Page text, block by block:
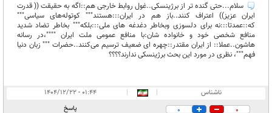
سلام...حتی گنده تر از برژینسکی..غول روابط خارجی هم::اگه به حقیقت (( قدرت
ایران عزیز)) اعتراف کنند..باز هم در ایران:::هستند""" کوتوله‌های سیاسی"""
که::عمدتا:::نه برای دلسوزی وبخاطر دغدغه های ملی:::بلکه""" بخاطر تضاد شدید
منافع شخصی خود و خانواده شان:با منافع عمومی ملت ایران """"،در رسانه
هاشون..عملا:: از ایران مقتدر::چهره ای ضعیف ترسیم می‌کنند..حضرات """ زبان دنیا
فهم"""، نظری در مورد این بحث برژینسکی ندارند؟؟؟؟
ناشناس |
|
۰۱:۴۴ - ۱۴۰۴/۱۲/۲۲
0
0 پاسخ